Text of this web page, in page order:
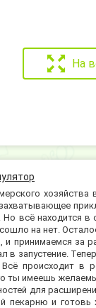
На
Но всё находится
на нет.
и принимаемся за
в запустение.
происходит в
ты имеешь
для
пекарню и